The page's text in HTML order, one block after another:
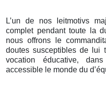
L’un de nos leitmotivs
complet pendant toute la
nous offrons le
doutes susceptibles de lui
vocation éducative,
accessible le monde du